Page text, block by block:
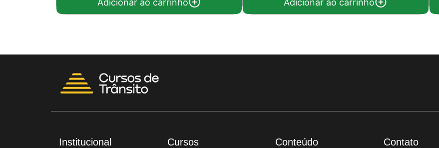
Adicionar ao carrinho Adicionar ao carrinho
Institucional Cursos Conteúdo Contato